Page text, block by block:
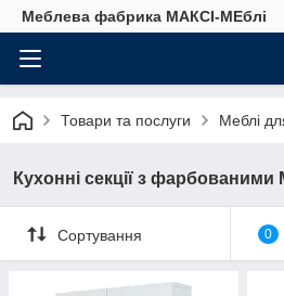
Меблева фабрика МАКСІ-МЕблі
Товари та послуги Меблі
Кухонні секції з
Сортування 0